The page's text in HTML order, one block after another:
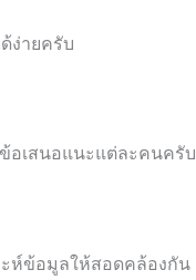
ง่ายครับ
อเสนอแนะแต่ละคนครับ
ะห์ข้อมูลให้สอดคล้องกัน